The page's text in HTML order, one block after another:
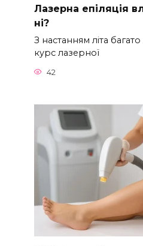
Лазерна епіляція
ні?
З настанням літа
курс лазерної
42